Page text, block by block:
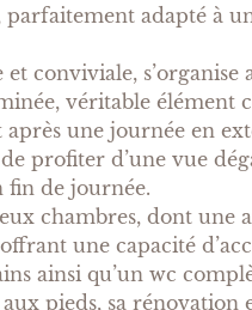
adapté à
conviviale,
véritable élément
une journée en
profiter d’une vue
fin de journée.
chambres, dont
une capacité
ainsi qu’un wc
pieds, sa